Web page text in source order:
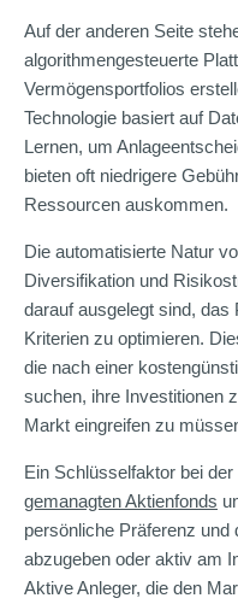
Auf der anderen Seite
algorithmengesteuerte
Vermögensportfolios
Technologie basiert auf
Lernen, um
bieten oft niedrigere
Ressourcen auskommen.
Die automatisierte Natur
Diversifikation und
darauf ausgelegt sind, das
Kriterien zu optimieren.
die nach einer
suchen, ihre Investitionen
Markt eingreifen zu
Ein Schlüsselfaktor bei
gemanagten Aktienfonds
persönliche Präferenz und
abzugeben oder aktiv am
Aktive Anleger, die den